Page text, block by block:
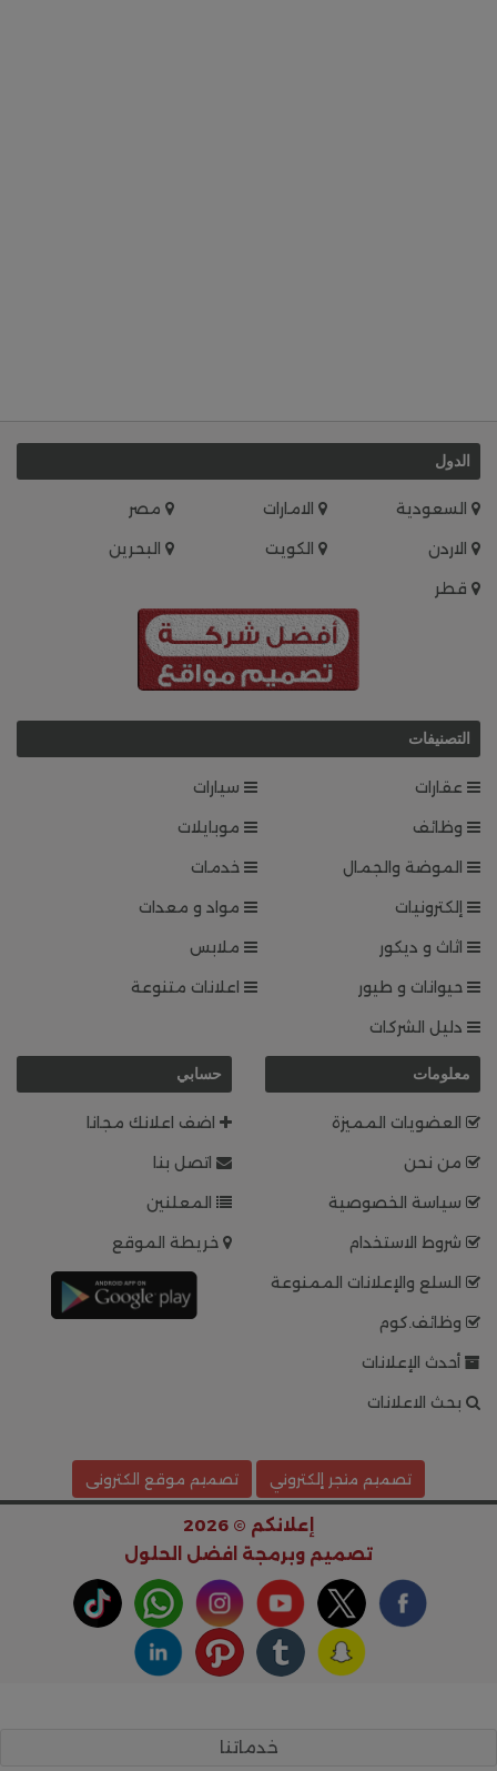
الدول
السعودية الامارات
مصر
الاردن
الكويت
البحرين
قطر
التصنيفات
عقارات
سيارات
وظائف
موبايلات
الموضة والجمال
خدمات
إلكترونيات
مواد و معدات
اثاث و ديكور
ملابس
حيوانات و طيور
اعلانات متنوعة
دليل الشركات
معلومات
العضويات المميزة
من نحن
سياسة الخصوصية
شروط الاستخدام
السلع والإعلانات الممنوعة
وظائف.كوم
أحدث الإعلانات
بحث الاعلانات
حسابي
اضف اعلانك مجانا
اتصل بنا
المعلنين
خريطة الموقع
تصميم متجر إلكتروني تصميم موقع الكترونى
إعلانكم © 2026
تصميم وبرمجة افضل الحلول
خدماتنا